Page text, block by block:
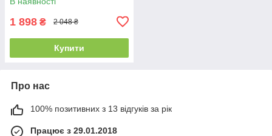
1 898 ₴ 2 048 ₴
Купити
Про нас
100% позитивних з 13 відгуків за рік
Працює з 29.01.2018